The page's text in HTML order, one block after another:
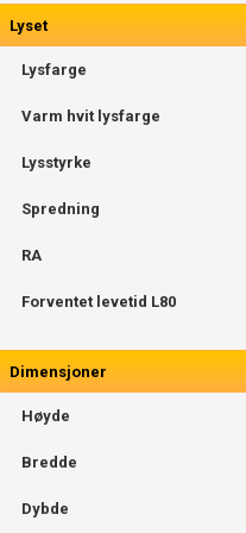
Lyset
Lysfarge
Varm hvit lysfarge
Lysstyrke
Spredning
RA
Forventet levetid L80
Dimensjoner
Høyde
Bredde
Dybde